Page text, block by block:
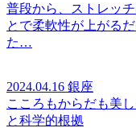
普段から、ストレッ
とで柔軟性が上がる
た…
2024.04.16 銀座
こころもからだも美
と科学的根拠